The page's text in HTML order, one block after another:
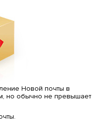
Новой почты в
но обычно не превышает